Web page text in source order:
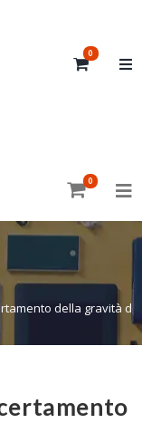
0
0
della gravità